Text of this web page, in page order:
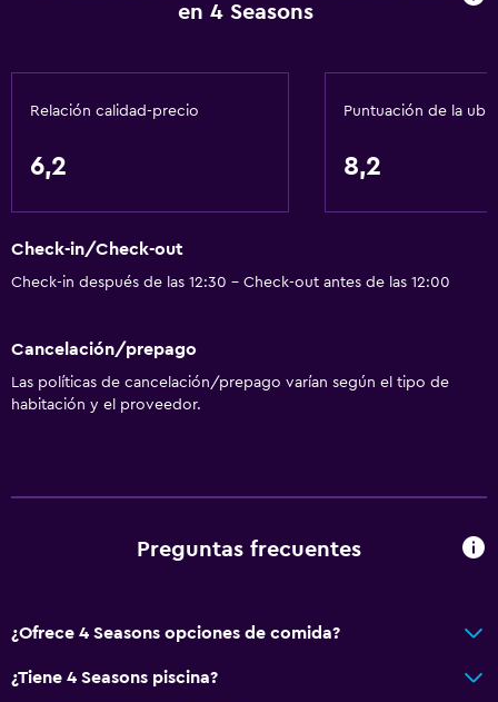
en 4 Seasons
Relación calidad-precio
6,2
Puntuación de la
8,2
Check-in/Check-out
Check-in después de las 12:30 - Check-out antes de las 12:00
Cancelación/prepago
Las políticas de cancelación/prepago varían según el tipo de
habitación y el proveedor.
Preguntas frecuentes
¿Ofrece 4 Seasons opciones de comida?
¿Tiene 4 Seasons piscina?